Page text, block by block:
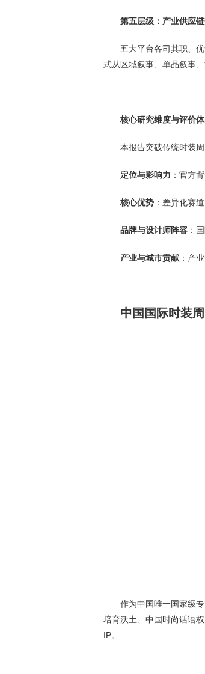
第五层级：产业供应
五大平台各司其职、
式从区域叙事、单品叙事
核心研究维度与评价
本报告突破传统时装
定位与影响力 ：官方
核心优势 ：差异化赛
品牌与设计师阵容 ：
产业与城市贡献 ：产
中国国际时装
作为中国唯一国家级
培育沃土、中国时尚话语
IP。